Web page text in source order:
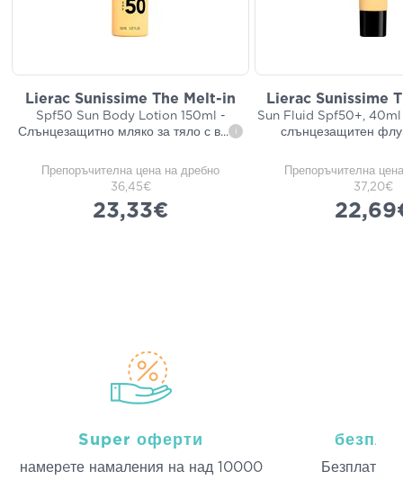
Lierac Sunissime The Melt-in
Spf50 Sun Body Lotion 150ml -
Слънцезащитно мляко за тяло с в... i
Препоръчителна цена на дребно
36,45€
23,33€
Lierac Sunissime
Sun Fluid Spf50+, 40ml
слънцезащитен
Препоръчителна
37,20€
Super оферти
намерeте намаления на над 10000
Безплатна